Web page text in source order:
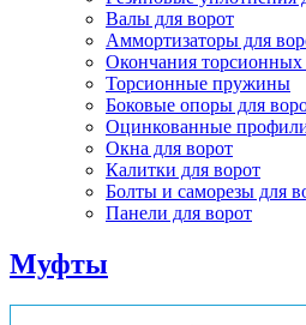
Валы для ворот
Аммортизаторы для
Окончания
Торсионные пружины
Боковые опоры для
Оцинкованные
Окна для ворот
Калитки для ворот
Болты и саморезы для
Панели для ворот
Муфты